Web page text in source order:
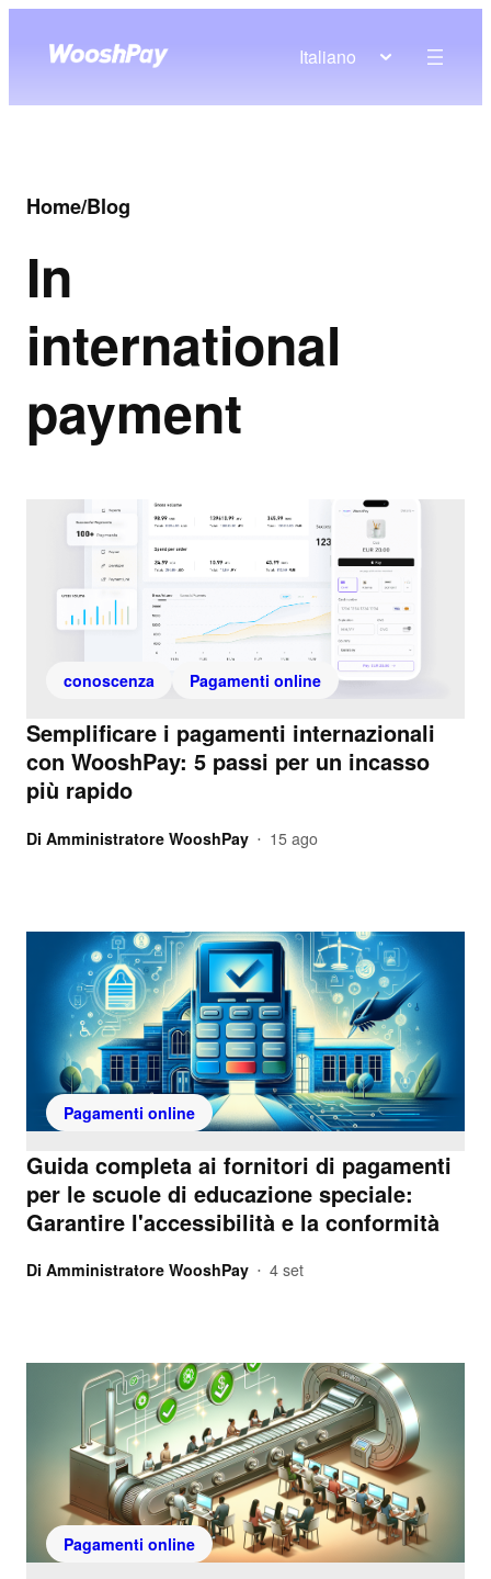
Italiano
Home/Blog
In
international
payment
conoscenza Pagamenti online
Semplificare i pagamenti internazionali
con WooshPay: 5 passi per un incasso
più rapido
Di Amministratore WooshPay • 15 ago
Pagamenti online
Guida completa ai fornitori di pagamenti
per le scuole di educazione speciale:
Garantire l'accessibilità e la conformità
Di Amministratore WooshPay • 4 set
Pagamenti online